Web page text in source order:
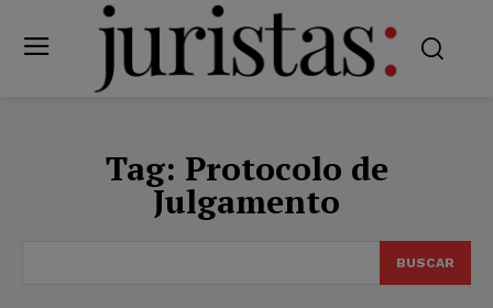
Tag: Protocolo de
Julgamento
BUSCAR